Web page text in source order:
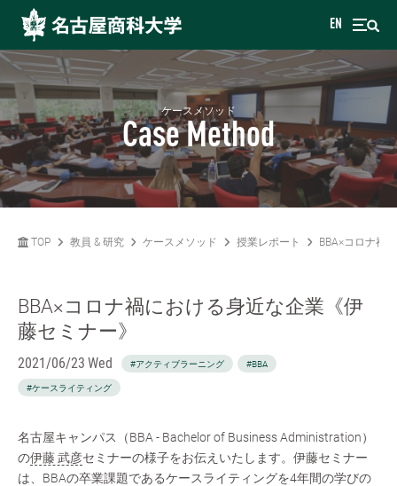
EN
ケースメソッド
Case Method
TOP 教員 & 研究 ケースメソッド 授業レポート BBA×コロナ禍
BBA×コロナ禍における身近な企業《伊
藤セミナー》
2021/06/23 Wed #アクティブラーニング #BBA
#ケースライティング
名古屋キャンパス（BBA - Bachelor of Business Administration）
の伊藤 武彦セミナーの様子をお伝えいたします。伊藤セミナー
は、BBAの卒業課題であるケースライティングを4年間の学びの